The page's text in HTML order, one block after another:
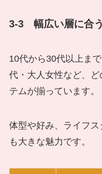
3-3 幅広い層に合
10代から30代以上ま
代・大人女性など、
テムが揃っています。
体型や好み、ライフ
も大きな魅力です。